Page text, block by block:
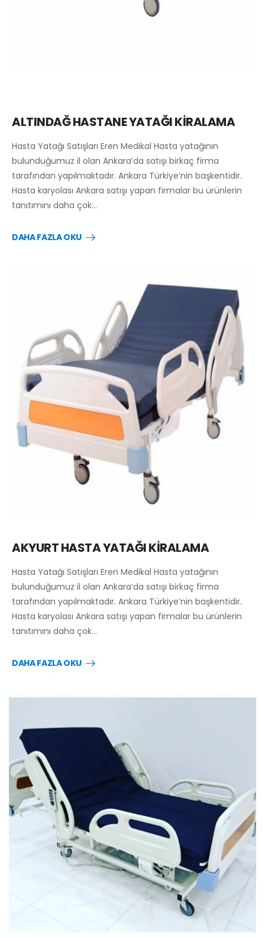
ALTINDAĞ HASTANE YATAĞI KİRALAMA
Hasta Yatağı Satışları Eren Medikal Hasta yatağının
bulunduğumuz il olan Ankara’da satışı birkaç firma
tarafından yapılmaktadır. Ankara Türkiye’nin başkentidir.
Hasta karyolası Ankara satışı yapan firmalar bu ürünlerin
tanıtımını daha çok…
DAHA FAZLA OKU
AKYURT HASTA YATAĞI KİRALAMA
Hasta Yatağı Satışları Eren Medikal Hasta yatağının
bulunduğumuz il olan Ankara’da satışı birkaç firma
tarafından yapılmaktadır. Ankara Türkiye’nin başkentidir.
Hasta karyolası Ankara satışı yapan firmalar bu ürünlerin
tanıtımını daha çok…
DAHA FAZLA OKU